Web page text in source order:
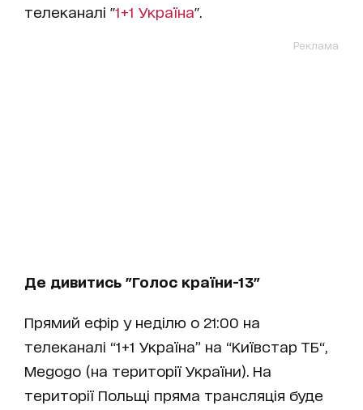
телеканалі "1+1 Україна".
Реклама
Де дивитись "Голос країни-13"
Прямий ефір у неділю о 21:00 на
телеканалі “1+1 Україна” на “Київстар ТБ“,
Megogo (на території України). На
території Польщі пряма трансляція буде